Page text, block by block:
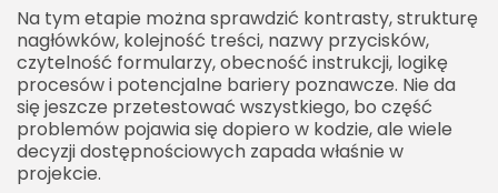
Na tym etapie można sprawdzić kontrasty, strukturę
nagłówków, kolejność treści, nazwy przycisków,
czytelność formularzy, obecność instrukcji, logikę
procesów i potencjalne bariery poznawcze. Nie da
się jeszcze przetestować wszystkiego, bo część
problemów pojawia się dopiero w kodzie, ale wiele
decyzji dostępnościowych zapada właśnie w
projekcie.